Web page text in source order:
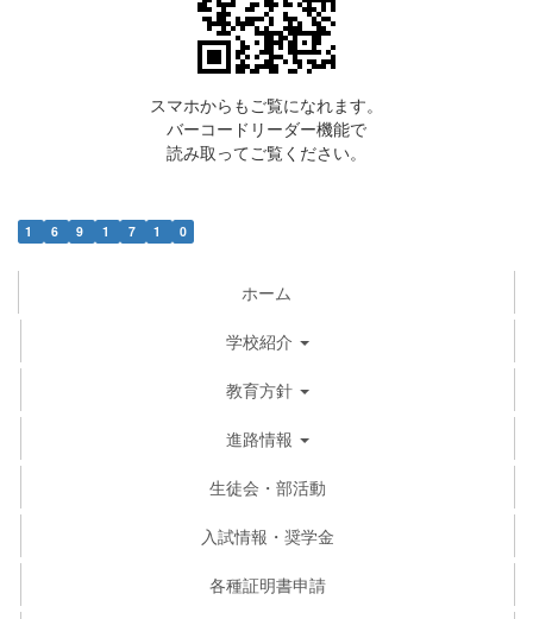
スマホからもご覧になれます。
バーコードリーダー機能で
読み取ってご覧ください。
1 6 9 1 7 1 0
ホーム
学校紹介
教育方針
進路情報
生徒会・部活動
入試情報・奨学金
各種証明書申請